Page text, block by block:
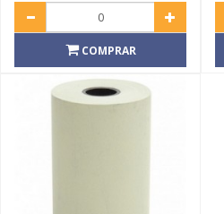
COMPRAR